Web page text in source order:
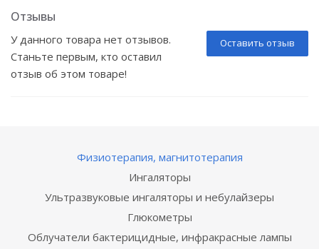
Отзывы
Оставить отзыв
У данного товара нет отзывов.
Станьте первым, кто оставил
отзыв об этом товаре!
Физиотерапия, магнитотерапия
Ингаляторы
Ультразвуковые ингаляторы и небулайзеры
Глюкометры
Облучатели бактерицидные, инфракрасные лампы